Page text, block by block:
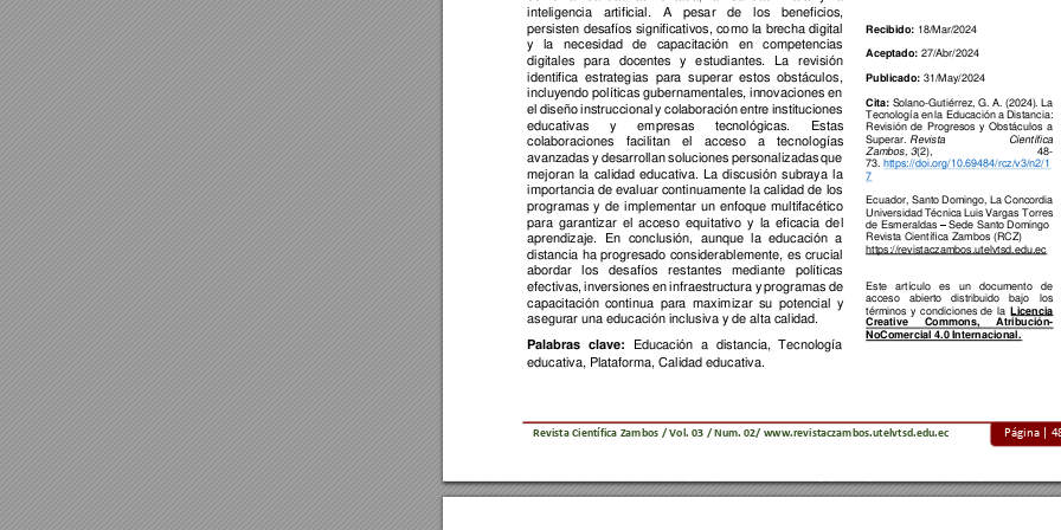
Página |
Revista Científica Zambos / Vol. 03 / Num. 02/ www.revistaczambos.utelvtsd.edu.ec
inteligencia
artificial. A pesar de los beneficios,
persisten desafíos significativos, como la brecha digital
y la necesidad de capacitación en competencias
digitales para docentes y estudiantes. La revisión
identifica estrategias para superar estos obstáculos,
incluyendo políticas gubernamentales, innovaciones en
el diseñoinstruccional y colaboración entre instituciones
educativas
y empresas tecnológicas. Estas
colaboraciones
facilitan el acceso a tecnologías
avanzadas ydesarrollan soluciones personalizadas que
mejoran la calidad educativa. La discusión subraya la
importancia de evaluar continuamente la calidad de los
programas y de implementar un enfoque multifacético
para garantizar el acceso equitativo y la eficacia del
aprendizaje. En conclusión, aunque la educación a
distancia ha progresado considerablemente, es crucial
abordar los desafíos restantes mediante políticas
efectivas, inversiones en infraestructura y programas de
capacitación continua para maximizar su potencial y
asegurar una educación inclusiva y de alta calidad.
Palabras clave: Educación a distancia, Tecnología
educativa, Plataforma, Calidad educativa.
Recibido: 18/Mar/2024
Aceptado: 27/Abr/2024
Publicado: 31/May/2024
Cita: Solano-Gutiérrez, G . A. (2024). La
Tecnología en la Educación a Distancia:
Revisión de Progresos y Obstáculos a
Superar. Revista
Científica
Zambos, 3(2),
48-
73. https://doi.org/10.69484/rcz/v3/n2/1
7
Ecuador, Santo Domingo, La Concordia
Universidad Técnica Luis Vargas Torres
de Esmeraldas – Sede Santo Domingo
Revista Científica Zambos (RCZ)
https://revistaczambos.utelvtsd.edu.ec
Este artículo es un documento de
acceso abierto distribuido bajo
los
términos y condiciones de la Licencia
Creative Commons,
Atribución-
NoComercial 4.0 Internacional.